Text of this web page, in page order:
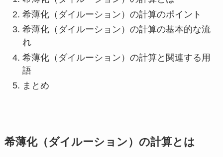
希薄化（ダイルーション）の計算のポイント
希薄化（ダイルーション）の計算の基本的な流
れ
希薄化（ダイルーション）の計算と関連する用
語
まとめ
希薄化（ダイルーション）の計算とは